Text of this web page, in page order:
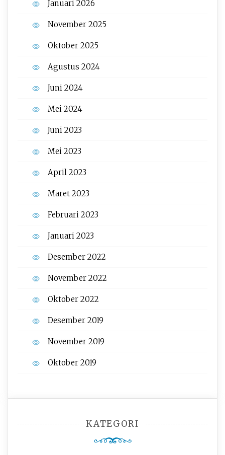
Januari 2026
November 2025
Oktober 2025
Agustus 2024
Juni 2024
Mei 2024
Juni 2023
Mei 2023
April 2023
Maret 2023
Februari 2023
Januari 2023
Desember 2022
November 2022
Oktober 2022
Desember 2019
November 2019
Oktober 2019
KATEGORI